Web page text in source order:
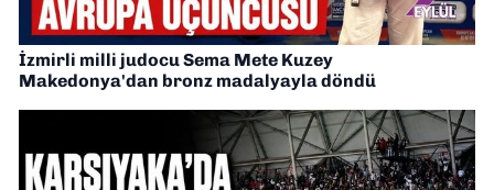
İzmirli milli judocu Sema Mete Kuzey
Makedonya'dan bronz madalyayla döndü